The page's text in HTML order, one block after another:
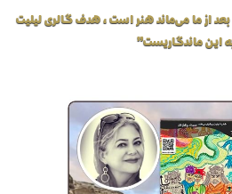
از ما می‌ماند هنر است، هدف گالری لیلیت
این ماندگاریست”